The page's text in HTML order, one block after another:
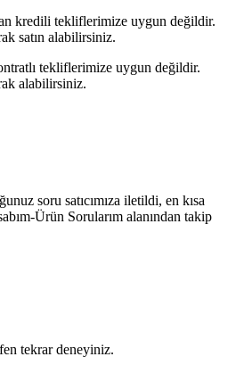
kredili tekliflerimize uygun değildir.
satın alabilirsiniz.
tekliflerimize uygun değildir.
alabilirsiniz.
soru satıcımıza iletildi, en kısa
Ürün Sorularım alanından takip
tekrar deneyiniz.